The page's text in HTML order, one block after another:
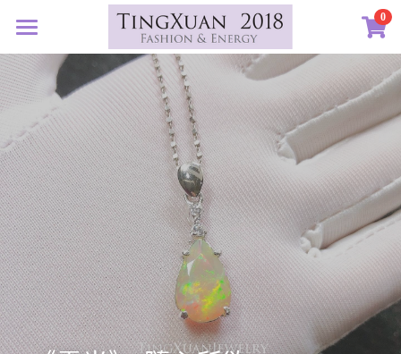
0
首頁
定製藝廊
許願首飾
客訂圖集
創作選購
系列設計
01｜星球羈絆
02｜夏戀女神
03｜遠古遺珠
04｜藍星精靈
定製表單
認識素材
礦寶晶石
琥珀蜜蠟
礦寶絮語
認識我們
×
商品分類
所有商品分類